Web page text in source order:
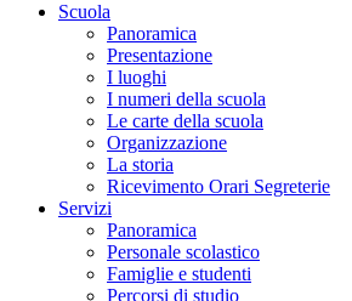
Scuola
Panoramica
Presentazione
I luoghi
I numeri della scuola
Le carte della scuola
Organizzazione
La storia
Ricevimento Orari Segreterie
Servizi
Panoramica
Personale scolastico
Famiglie e studenti
Percorsi di studio